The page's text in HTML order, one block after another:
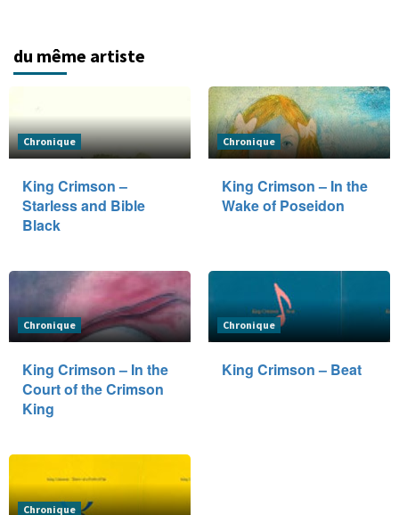
du même artiste
Chronique
King Crimson –
Starless and Bible
Black
Chronique
King Crimson – In the
Wake of Poseidon
Chronique
King Crimson – In the
Court of the Crimson
King
Chronique
King Crimson – Beat
Chronique